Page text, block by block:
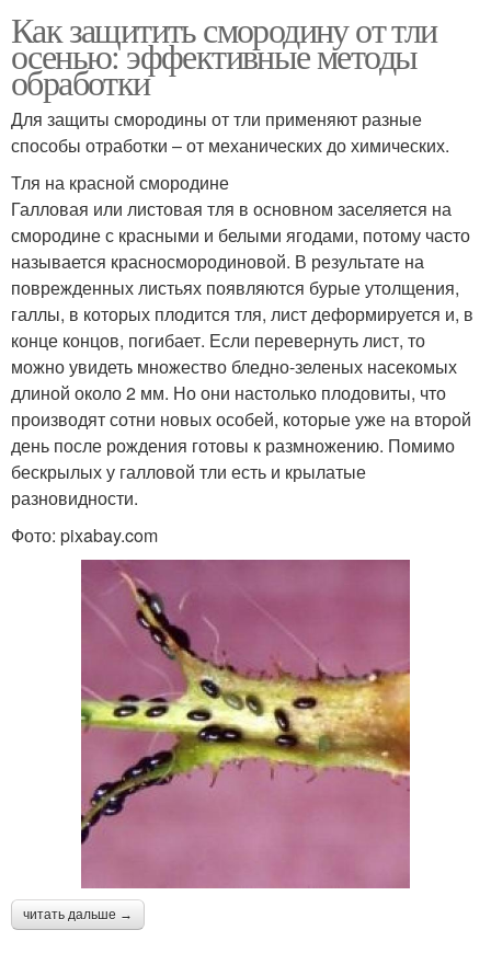
Как защитить смородину от тли
осенью: эффективные методы
обработки
Для защиты смородины от тли применяют разные
способы отработки – от механических до химических.
Тля на красной смородине
Галловая или листовая тля в основном заселяется на
смородине с красными и белыми ягодами, потому часто
называется красносмородиновой. В результате на
поврежденных листьях появляются бурые утолщения,
галлы, в которых плодится тля, лист деформируется и, в
конце концов, погибает. Если перевернуть лист, то
можно увидеть множество бледно-зеленых насекомых
длиной около 2 мм. Но они настолько плодовиты, что
производят сотни новых особей, которые уже на второй
день после рождения готовы к размножению. Помимо
бескрылых у галловой тли есть и крылатые
разновидности.
Фото: pixabay.com
читать дальше →